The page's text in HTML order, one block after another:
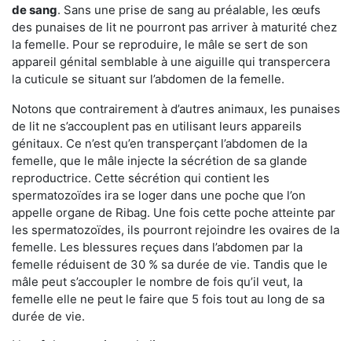
de sang. Sans une prise de sang au préalable, les œufs
des punaises de lit ne pourront pas arriver à maturité chez
la femelle. Pour se reproduire, le mâle se sert de son
appareil génital semblable à une aiguille qui transpercera
la cuticule se situant sur l’abdomen de la femelle.
Notons que contrairement à d’autres animaux, les punaises
de lit ne s’accouplent pas en utilisant leurs appareils
génitaux. Ce n’est qu’en transperçant l’abdomen de la
femelle, que le mâle injecte la sécrétion de sa glande
reproductrice. Cette sécrétion qui contient les
spermatozoïdes ira se loger dans une poche que l’on
appelle organe de Ribag. Une fois cette poche atteinte par
les spermatozoïdes, ils pourront rejoindre les ovaires de la
femelle. Les blessures reçues dans l’abdomen par la
femelle réduisent de 30 % sa durée de vie. Tandis que le
mâle peut s’accoupler le nombre de fois qu’il veut, la
femelle elle ne peut le faire que 5 fois tout au long de sa
durée de vie.